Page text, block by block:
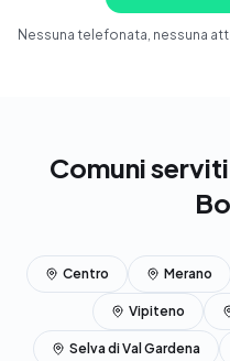
Nessuna telefonata, nessuna
Comuni
Centro Merano
Vipiteno
Selva di Val Gardena